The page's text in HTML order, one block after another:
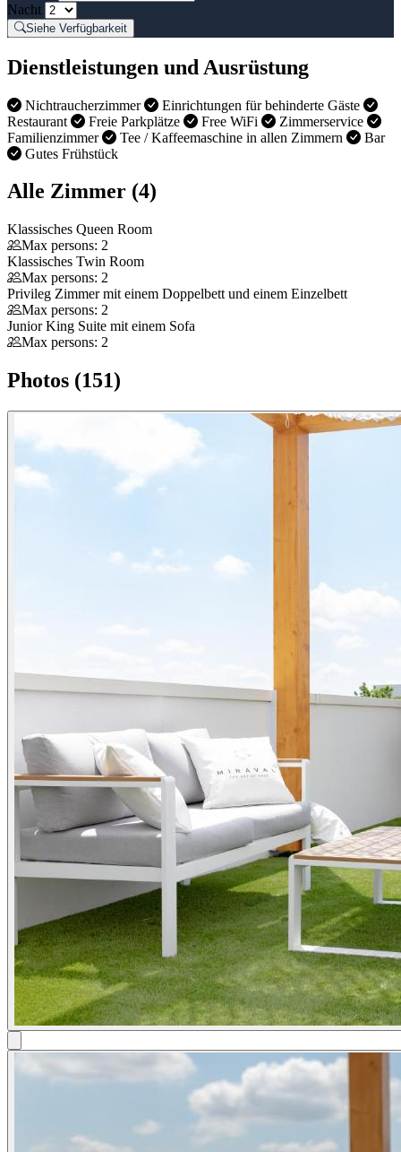
Nacht
Siehe Verfügbarkeit
Dienstleistungen und Ausrüstung
Nichtraucherzimmer
Einrichtungen für behinderte Gäste
Restaurant
Freie Parkplätze Free WiFi
Zimmerservice
Familienzimmer
Tee / Kaffeemaschine in allen Zimmern
Bar
Gutes Frühstück
Alle Zimmer (4)
Klassisches Queen Room
Max persons: 2
Klassisches Twin Room
Max persons: 2
Privileg Zimmer mit einem Doppelbett und einem Einzelbett
Max persons: 2
Junior King Suite mit einem Sofa
Max persons: 2
Photos (151)